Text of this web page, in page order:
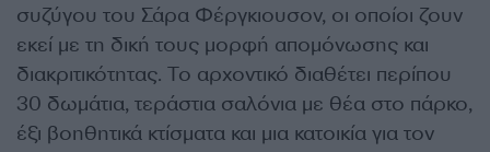
συζύγου του Σάρα Φέργκιουσον, οι οποίοι ζουν
εκεί με τη δική τους μορφή απομόνωσης και
διακριτικότητας. Το αρχοντικό διαθέτει περίπου
30 δωμάτια, τεράστια σαλόνια με θέα στο πάρκο,
έξι βοηθητικά κτίσματα και μια κατοικία για τον